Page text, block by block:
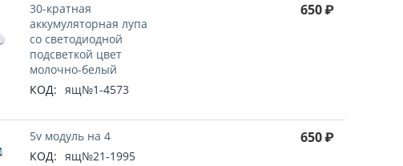
30-кратная
аккумуляторная лупа
со светодиодной
подсветкой цвет
молочно-белый
КОД: ящ№1-4573
650₽
5v модуль на 4
КОД: ящ№21-1995
650₽